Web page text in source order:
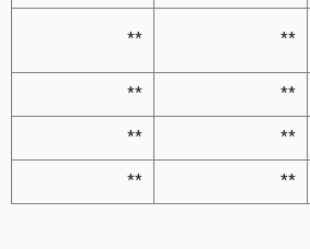
**
**
**
**
**
**
**
**